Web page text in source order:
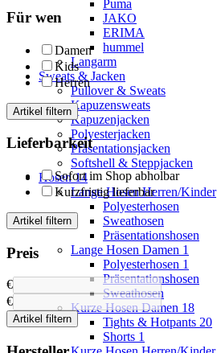
Puma
JAKO
ERIMA
hummel
Langarm
Sweats & Jacken
Pullover & Sweats
Kapuzensweats
Kapuzenjacken
Polyesterjacken
Präsentationsjacken
Softshell & Steppjacken
Hosen 14
Lange Hosen Herren/Kinder
Polyesterhosen
Sweathosen
Präsentationshosen
Lange Hosen Damen 1
Polyesterhosen 1
Präsentationshosen
Sweathosen
Kurze Hosen Damen 18
Tights & Hotpants 20
Shorts 1
Für wen
Damen
Kids
Herren
Artikel filtern
Lieferbarkeit
Sofort im Shop abholbar
Kurzfristig lieferbar
Artikel filtern
Preis
€
€
Artikel filtern